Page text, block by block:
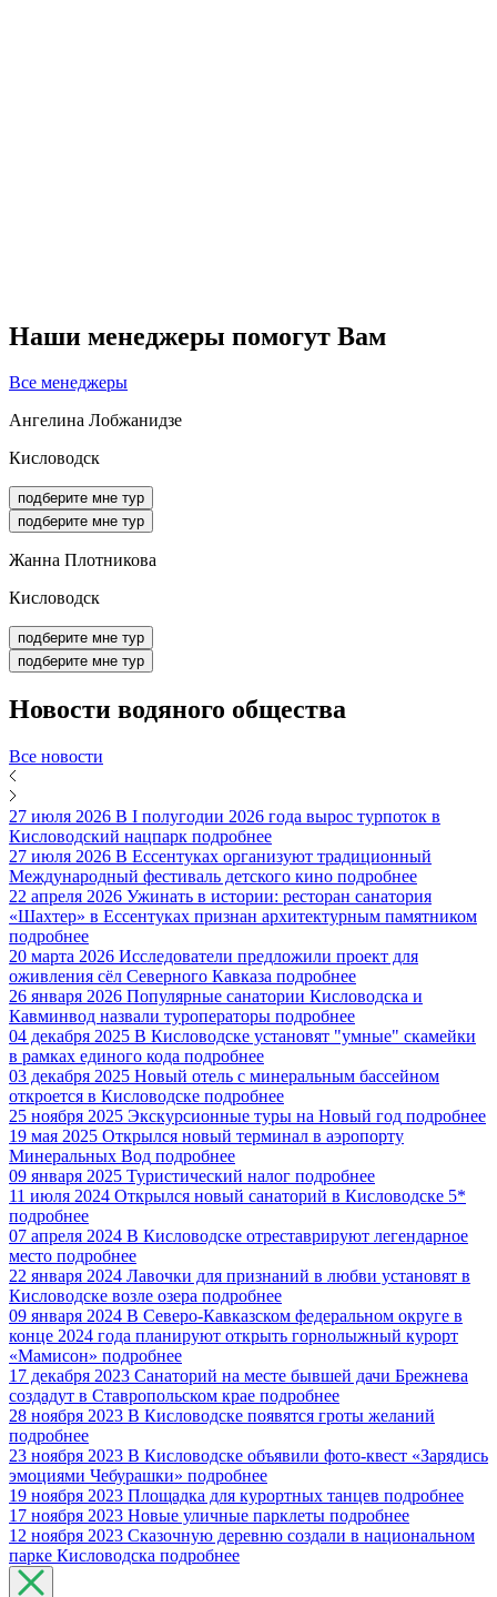
Наши менеджеры помогут Вам
Все менеджеры
Ангелина Лобжанидзе
Кисловодск
подберите мне тур
подберите мне тур
Жанна Плотникова
Кисловодск
подберите мне тур
подберите мне тур
Новости водяного общества
Все новости
27 июля 2026 В I полугодии 2026 года вырос турпоток в
Кисловодский нацпарк подробнее
27 июля 2026 В Ессентуках организуют традиционный
Международный фестиваль детского кино подробнее
22 апреля 2026 Ужинать в истории: ресторан санатория
«Шахтер» в Ессентуках признан архитектурным памятником
подробнее
20 марта 2026 Исследователи предложили проект для
оживления сёл Северного Кавказа подробнее
26 января 2026 Популярные санатории Кисловодска и
Кавминвод назвали туроператоры подробнее
04 декабря 2025 В Кисловодске установят "умные" скамейки
в рамках единого кода подробнее
03 декабря 2025 Новый отель с минеральным бассейном
откроется в Кисловодске подробнее
25 ноября 2025 Экскурсионные туры на Новый год подробнее
19 мая 2025 Открылся новый терминал в аэропорту
Минеральных Вод подробнее
09 января 2025 Туристический налог подробнее
11 июля 2024 Открылся новый санаторий в Кисловодске 5*
подробнее
07 апреля 2024 В Кисловодске отреставрируют легендарное
место подробнее
22 января 2024 Лавочки для признаний в любви установят в
Кисловодске возле озера подробнее
09 января 2024 В Северо-Кавказском федеральном округе в
конце 2024 года планируют открыть горнолыжный курорт
«Мамисон» подробнее
17 декабря 2023 Санаторий на месте бывшей дачи Брежнева
создадут в Ставропольском крае подробнее
28 ноября 2023 В Кисловодске появятся гроты желаний
подробнее
23 ноября 2023 В Кисловодске объявили фото-квест «Зарядись
эмоциями Чебурашки» подробнее
19 ноября 2023 Площадка для курортных танцев подробнее
17 ноября 2023 Новые уличные парклеты подробнее
12 ноября 2023 Сказочную деревню создали в национальном
парке Кисловодска подробнее